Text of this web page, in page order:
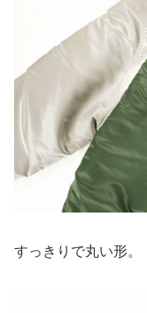
すっきりで丸い形。